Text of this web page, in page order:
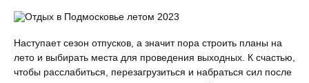
Наступает сезон отпусков, а значит пора строить планы на
лето и выбирать места для проведения выходных. К счастью,
чтобы расслабиться, перезагрузиться и набраться сил после